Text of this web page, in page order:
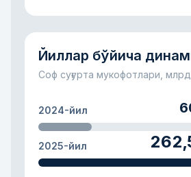
Йиллар бўйича
Соф суғурта мукофотлари,
2024-йил
2025-йил